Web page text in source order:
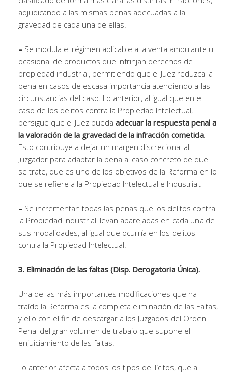
adjudicando a las mismas penas adecuadas a la
gravedad de cada una de ellas.
– Se modula el régimen aplicable a la venta ambulante u
ocasional de productos que infrinjan derechos de
propiedad industrial, permitiendo que el Juez reduzca la
pena en casos de escasa importancia atendiendo a las
circunstancias del caso. Lo anterior, al igual que en el
caso de los delitos contra la Propiedad Intelectual,
persigue que el Juez pueda adecuar la respuesta penal a
la valoración de la gravedad de la infracción cometida.
Esto contribuye a dejar un margen discrecional al
Juzgador para adaptar la pena al caso concreto de que
se trate, que es uno de los objetivos de la Reforma en lo
que se refiere a la Propiedad Intelectual e Industrial.
– Se incrementan todas las penas que los delitos contra
la Propiedad Industrial llevan aparejadas en cada una de
sus modalidades, al igual que ocurría en los delitos
contra la Propiedad Intelectual.
3. Eliminación de las faltas (Disp. Derogatoria Única).
Una de las más importantes modificaciones que ha
traído la Reforma es la completa eliminación de las Faltas,
y ello con el fin de descargar a los Juzgados del Orden
Penal del gran volumen de trabajo que supone el
enjuiciamiento de las faltas.
Lo anterior afecta a todos los tipos de ilícitos, que a